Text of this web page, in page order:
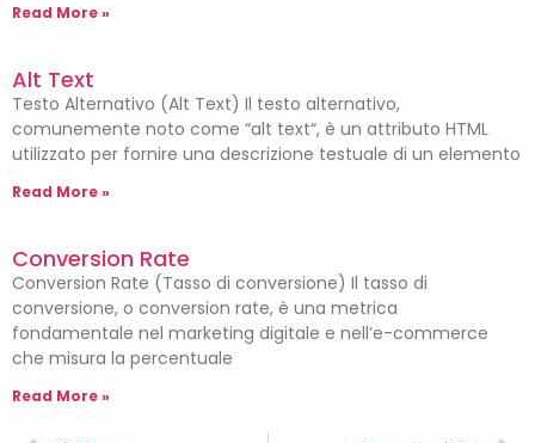
Read More »
Alt Text
Testo Alternativo (Alt Text) Il testo alternativo,
comunemente noto come “alt text“, è un attributo HTML
utilizzato per fornire una descrizione testuale di un elemento
Read More »
Conversion Rate
Conversion Rate (Tasso di conversione) Il tasso di
conversione, o conversion rate, è una metrica
fondamentale nel marketing digitale e nell’e-commerce
che misura la percentuale
Read More »